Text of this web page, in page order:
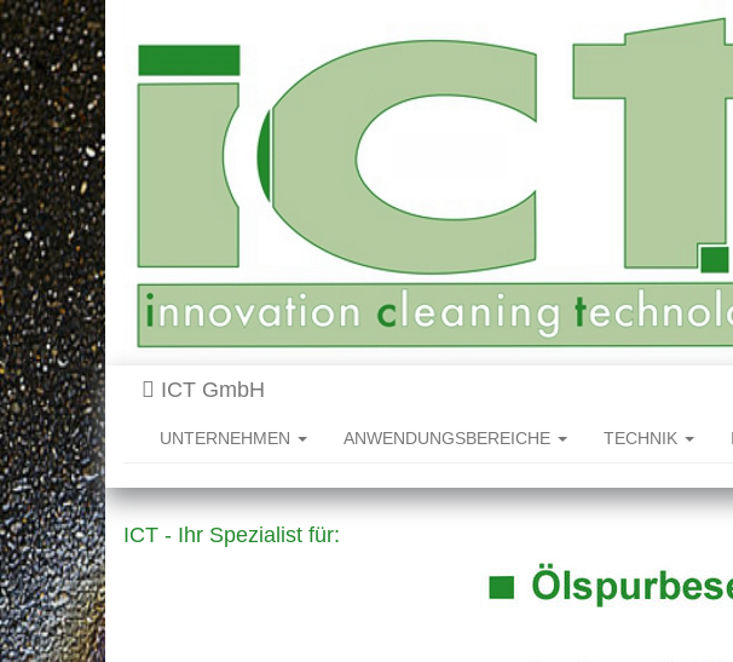
ICT GmbH
UNTERNEHMEN ANWENDUNGSBEREICHE TECHNIK
ICT - Ihr Spezialist für: